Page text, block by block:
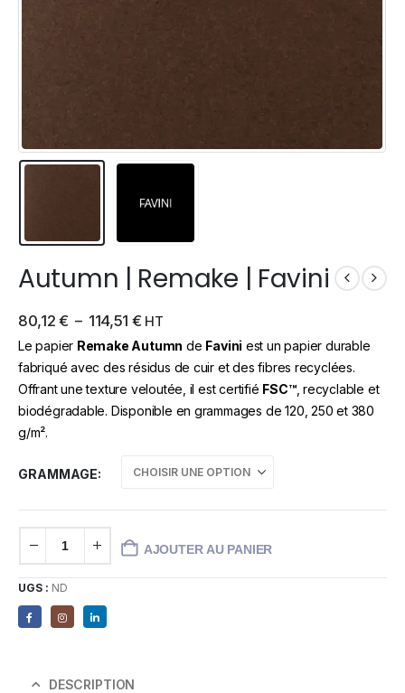
Autumn | Remake | Favini
80,12 € – 114,51 € HT
Le papier Remake Autumn de Favini est un papier durable
fabriqué avec des résidus de cuir et des fibres recyclées.
Offrant une texture veloutée, il est certifié FSC™, recyclable et
biodégradable. Disponible en grammages de 120, 250 et 380
g/m².
GRAMMAGE
AJOUTER AU PANIER
UGS : ND
DESCRIPTION